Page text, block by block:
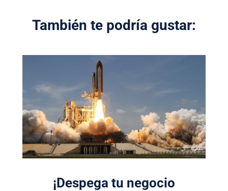
También te podría gustar:
¡Despega tu negocio